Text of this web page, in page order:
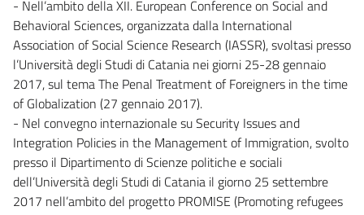
- Nell’ambito della XII. European Conference on Social and
Behavioral Sciences, organizzata dalla International
Association of Social Science Research (IASSR), svoltasi presso
l’Università degli Studi di Catania nei giorni 25-28 gennaio
2017, sul tema The Penal Treatment of Foreigners in the time
of Globalization (27 gennaio 2017).
- Nel convegno internazionale su Security Issues and
Integration Policies in the Management of Immigration, svolto
presso il Dipartimento di Scienze politiche e sociali
dell’Università degli Studi di Catania il giorno 25 settembre
2017 nell’ambito del progetto PROMISE (Promoting refugees